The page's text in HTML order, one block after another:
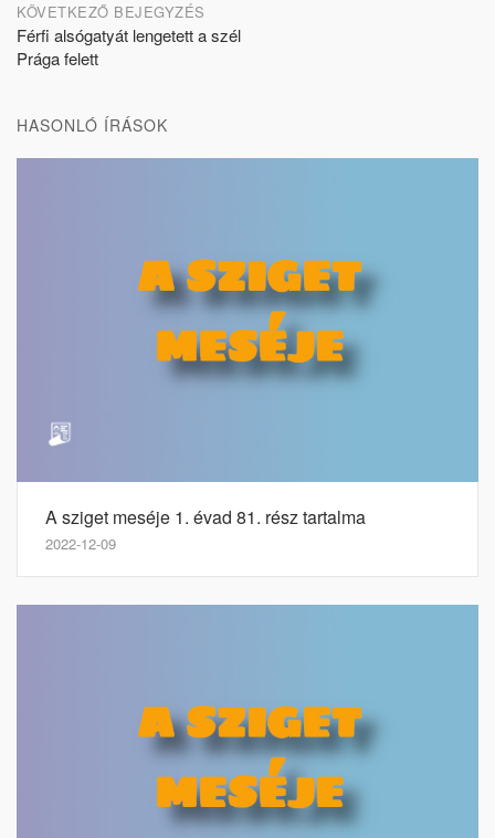
KÖVETKEZŐ BEJEGYZÉS
Férfi alsógatyát lengetett a szél
Prága felett
HASONLÓ ÍRÁSOK
A sziget meséje 1. évad 81. rész tartalma
2022-12-09